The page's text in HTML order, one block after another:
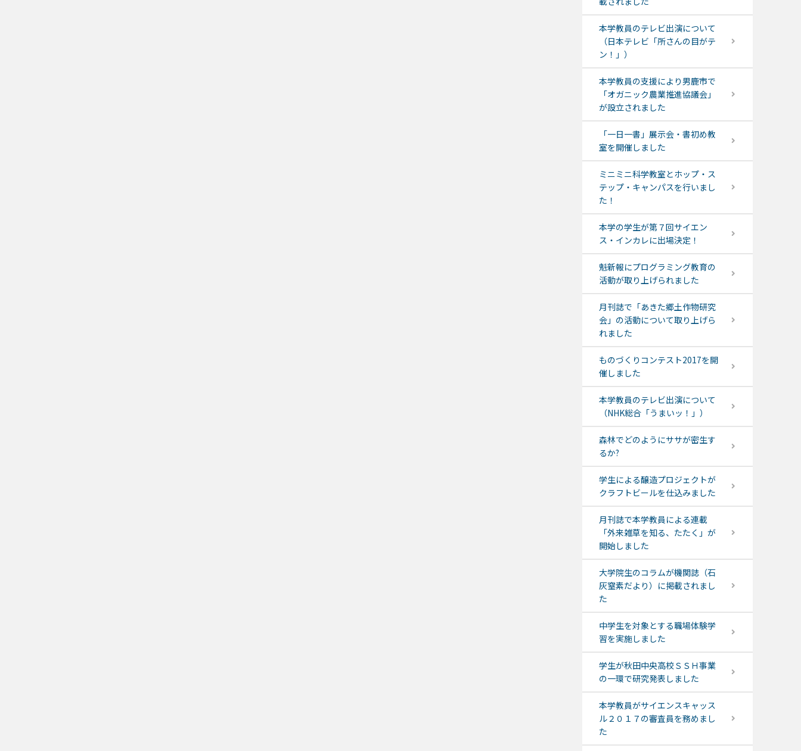
本学教員のテレビ出演について
（日本テレビ「所さんの目がテ
ン！」）
本学教員の支援により男鹿市で
「オガニック農業推進協議会」
が設立されました
「一日一書」展示会・書初め教
室を開催しました
ミニミニ科学教室とホップ・ス
テップ・キャンパスを行いまし
た！
本学の学生が第７回サイエン
ス・インカレに出場決定！
魁新報にプログラミング教育の
活動が取り上げられました
月刊誌で「あきた郷土作物研究
会」の活動について取り上げら
れました
ものづくりコンテスト2017を開
催しました
本学教員のテレビ出演について
（NHK総合「うまいッ！」）
森林でどのようにササが密生す
るか?
学生による醸造プロジェクトが
クラフトビールを仕込みました
月刊誌で本学教員による連載
「外来雑草を知る、たたく」が
開始しました
大学院生のコラムが機関誌（石
灰窒素だより）に掲載されまし
た
中学生を対象とする職場体験学
習を実施しました
学生が秋田中央高校ＳＳＨ事業
の一環で研究発表しました
本学教員がサイエンスキャッス
ル２０１７の審査員を務めまし
た